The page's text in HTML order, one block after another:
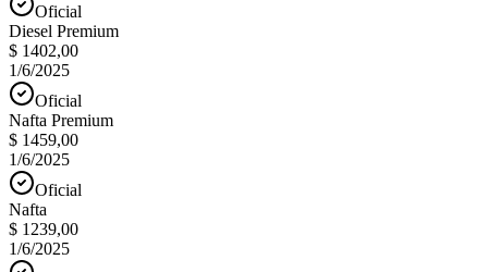
Oficial
Diesel Premium
$ 1402,00
1/6/2025
Oficial
Nafta Premium
$ 1459,00
1/6/2025
Oficial
Nafta
$ 1239,00
1/6/2025